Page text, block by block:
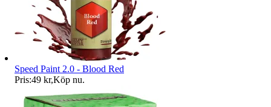
Speed Paint 2.0 - Blood Red
Pris:49 kr,Köp nu.